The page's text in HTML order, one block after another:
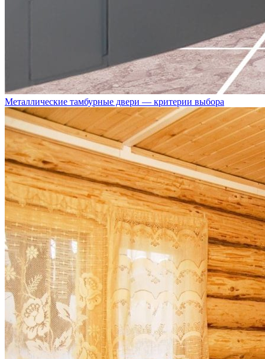
Металлические тамбурные двери — критерии выбора